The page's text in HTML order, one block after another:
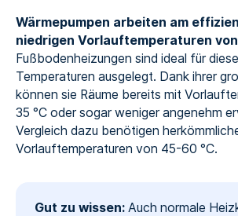
Wärmepumpen arbeiten am
niedrigen Vorlauftemperaturen
Fußbodenheizungen sind ideal für
Temperaturen ausgelegt. Dank ihrer
können sie Räume bereits mit
35 °C oder sogar weniger angenehm
Vergleich dazu benötigen
Vorlauftemperaturen von 45-60 °C.
Gut zu wissen:‍Auch normale